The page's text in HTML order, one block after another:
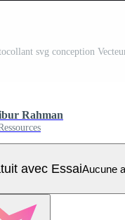
svg conception
Rahman
avec EssaiAucune